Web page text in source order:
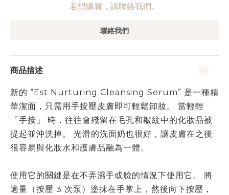
若想購買，請聯絡我們。
聯絡我們
商品描述
新的 “Est Nurturing Cleansing Serum” 是一種精
華潔面，只需用手按壓皮膚即可輕鬆卸妝。 當輕輕
「手按」 時，往往會殘留在毛孔和皺紋中的化妝品被
提起並沖洗掉。 光滑的洗面奶也很好，讓皮膚在之後
很容易與化妝水和護膚品融為一體。
使用它的關鍵是在不弄濕手或臉的情況下使用它。 將
適量（按壓 3 次泵）塗抹在手掌上，然後向下按壓，